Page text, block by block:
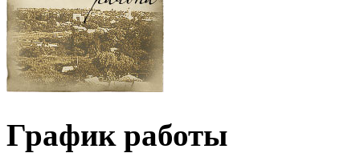
График работы